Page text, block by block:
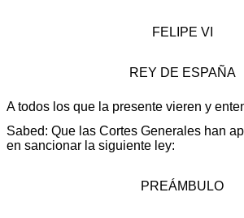
FELIPE VI
REY DE ESPAÑA
A todos los que la presente vieren y
Sabed: Que las Cortes Generales han
en sancionar la siguiente ley:
PREÁMBULO